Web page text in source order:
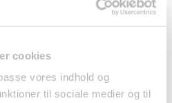
cookies
vores indhold og
til sociale medier og til
Hoisin Sauce 397g LKK